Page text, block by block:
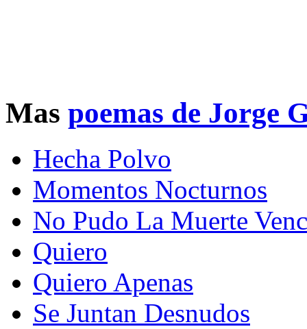
Mas poemas de Jorge
Hecha Polvo
Momentos Nocturnos
No Pudo La Muerte
Quiero
Quiero Apenas
Se Juntan Desnudos